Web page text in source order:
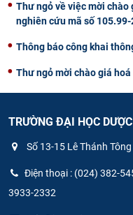
Thư ngỏ về việc mời
nghiên cứu mã số
Thông báo công khai
Thư ngỏ mời chào giá
TRƯỜNG ĐẠI HỌC
Số 13-15 Lê Thánh
Điện thoại : (024) 382-
3933-2332